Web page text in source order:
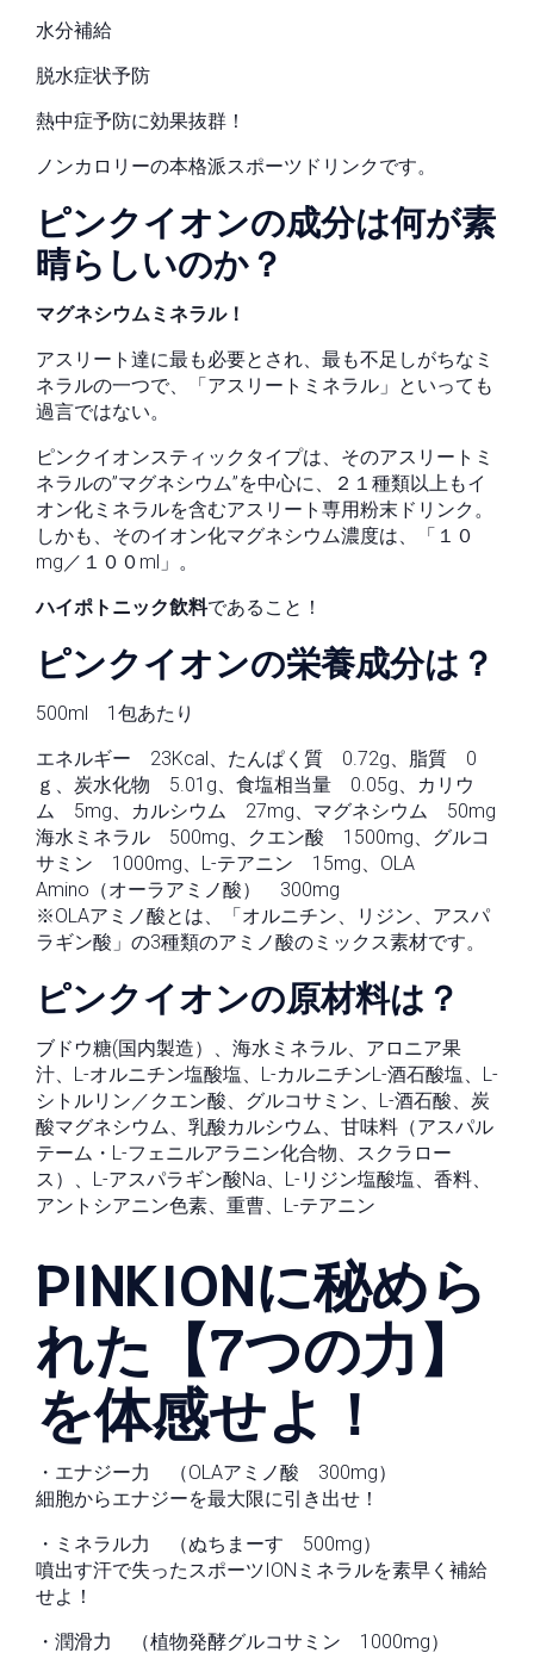
水分補給
脱水症状予防
熱中症予防に効果抜群！
ノンカロリーの本格派スポーツドリンクです。
ピンクイオンの成分は何が素
晴らしいのか？
マグネシウムミネラル！
アスリート達に最も必要とされ、最も不足しがちなミ
ネラルの一つで、「アスリートミネラル」といっても
過言ではない。
ピンクイオンスティックタイプは、そのアスリートミ
ネラルの”マグネシウム”を中心に、２１種類以上もイ
オン化ミネラルを含むアスリート専用粉末ドリンク。
しかも、そのイオン化マグネシウム濃度は、「１０
mg／１００ml」。
ハイポトニック飲料であること！
ピンクイオンの栄養成分は？
500ml 1包あたり
エネルギー 23Kcal、たんぱく質 0.72g、脂質 0
ｇ、炭水化物 5.01g、食塩相当量 0.05g、カリウ
ム 5mg、カルシウム 27mg、マグネシウム 50mg
海水ミネラル 500mg、クエン酸 1500mg、グルコ
サミン 1000mg、L-テアニン 15mg、OLA
Amino（オーラアミノ酸） 300mg
※OLAアミノ酸とは、「オルニチン、リジン、アスパ
ラギン酸」の3種類のアミノ酸のミックス素材です。
ピンクイオンの原材料は？
ブドウ糖(国内製造）、海水ミネラル、アロニア果
汁、L-オルニチン塩酸塩、L-カルニチンL-酒石酸塩、L-
シトルリン／クエン酸、グルコサミン、L-酒石酸、炭
酸マグネシウム、乳酸カルシウム、甘味料（アスパル
テーム・L-フェニルアラニン化合物、スクラロー
ス）、L-アスパラギン酸Na、L-リジン塩酸塩、香料、
アントシアニン色素、重曹、L-テアニン
PINKIONに秘めら
れた【7つの力】
を体感せよ！
・エナジー力 （OLAアミノ酸 300mg）
細胞からエナジーを最大限に引き出せ！
・ミネラル力 （ぬちまーす 500mg）
噴出す汗で失ったスポーツIONミネラルを素早く補給
せよ！
・潤滑力 （植物発酵グルコサミン 1000mg）